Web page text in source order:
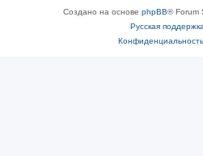
Создано на основе phpBB® Forum
Русская
Конфиденциальность